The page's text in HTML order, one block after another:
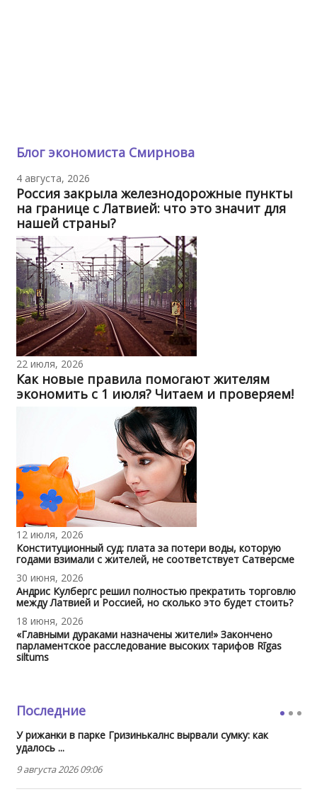
Блог экономиста Смирнова
4 августа, 2026
Россия закрыла железнодорожные пункты
на границе с Латвией: что это значит для
нашей страны?
22 июля, 2026
Как новые правила помогают жителям
экономить с 1 июля? Читаем и проверяем!
12 июля, 2026
Конституционный суд: плата за потери воды, которую
годами взимали с жителей, не соответствует Сатверсме
30 июня, 2026
Андрис Кулбергс решил полностью прекратить торговлю
между Латвией и Россией, но сколько это будет стоить?
18 июня, 2026
«Главными дураками назначены жители!» Закончено
парламентское расследование высоких тарифов Rīgas
siltums
Последние
У рижанки в парке Гризинькалнс вырвали сумку: как
удалось ...
9 августа 2026 09:06